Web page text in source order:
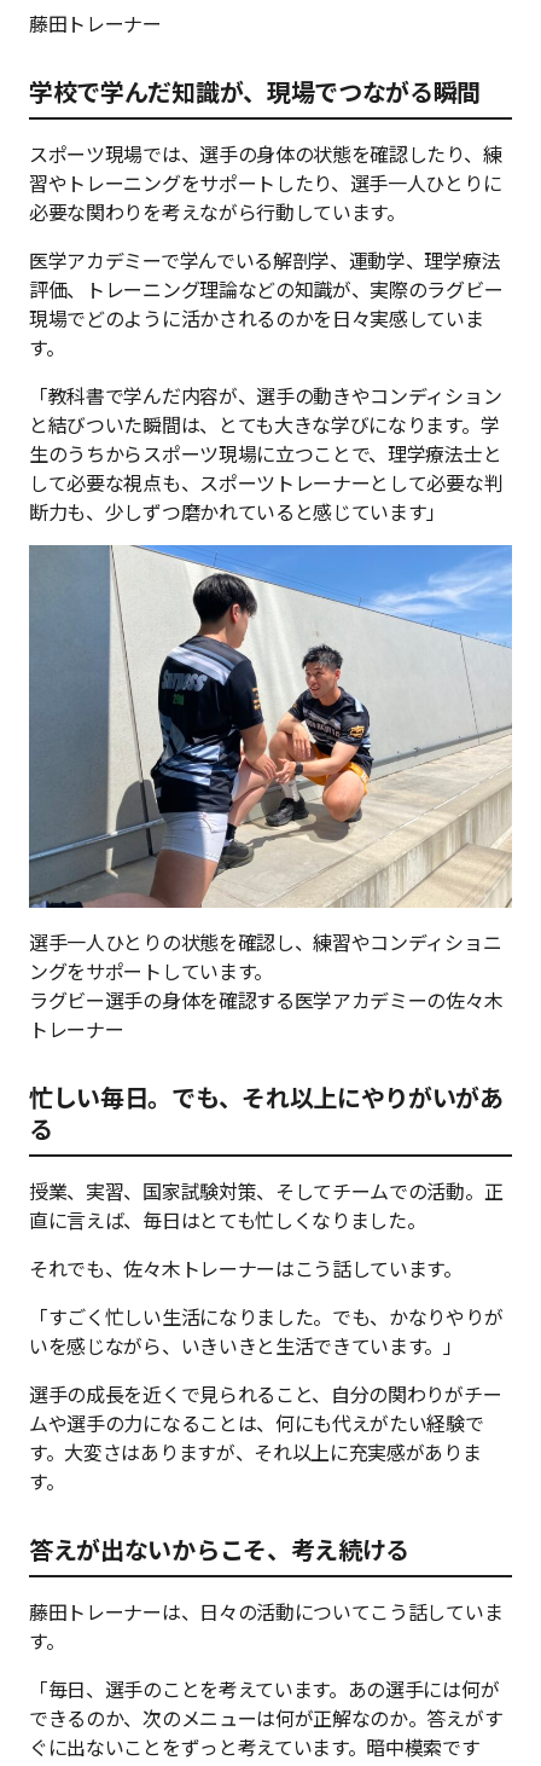
藤田トレーナー
学校で学んだ知識が、現場でつながる瞬間
スポーツ現場では、選手の身体の状態を確認したり、練
習やトレーニングをサポートしたり、選手一人ひとりに
必要な関わりを考えながら行動しています。
医学アカデミーで学んでいる解剖学、運動学、理学療法
評価、トレーニング理論などの知識が、実際のラグビー
現場でどのように活かされるのかを日々実感していま
す。
「教科書で学んだ内容が、選手の動きやコンディション
と結びついた瞬間は、とても大きな学びになります。学
生のうちからスポーツ現場に立つことで、理学療法士と
して必要な視点も、スポーツトレーナーとして必要な判
断力も、少しずつ磨かれていると感じています」
選手一人ひとりの状態を確認し、練習やコンディショニ
ングをサポートしています。
ラグビー選手の身体を確認する医学アカデミーの佐々木
トレーナー
忙しい毎日。でも、それ以上にやりがいがあ
る
授業、実習、国家試験対策、そしてチームでの活動。正
直に言えば、毎日はとても忙しくなりました。
それでも、佐々木トレーナーはこう話しています。
「すごく忙しい生活になりました。でも、かなりやりが
いを感じながら、いきいきと生活できています。」
選手の成長を近くで見られること、自分の関わりがチー
ムや選手の力になることは、何にも代えがたい経験で
す。大変さはありますが、それ以上に充実感がありま
す。
答えが出ないからこそ、考え続ける
藤田トレーナーは、日々の活動についてこう話していま
す。
「毎日、選手のことを考えています。あの選手には何が
できるのか、次のメニューは何が正解なのか。答えがす
ぐに出ないことをずっと考えています。暗中模索です